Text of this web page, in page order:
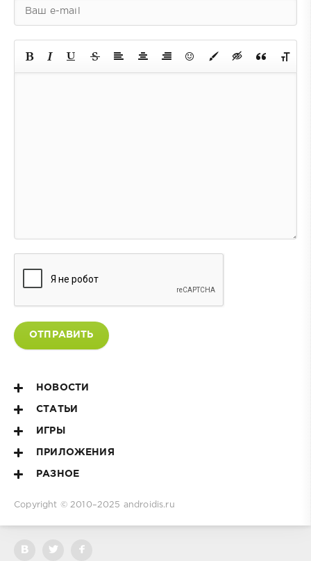
ОТПРАВИТЬ
НОВОСТИ
СТАТЬИ
ИГРЫ
ПРИЛОЖЕНИЯ
РАЗНОЕ
Copyright © 2010–2025 androidis.ru